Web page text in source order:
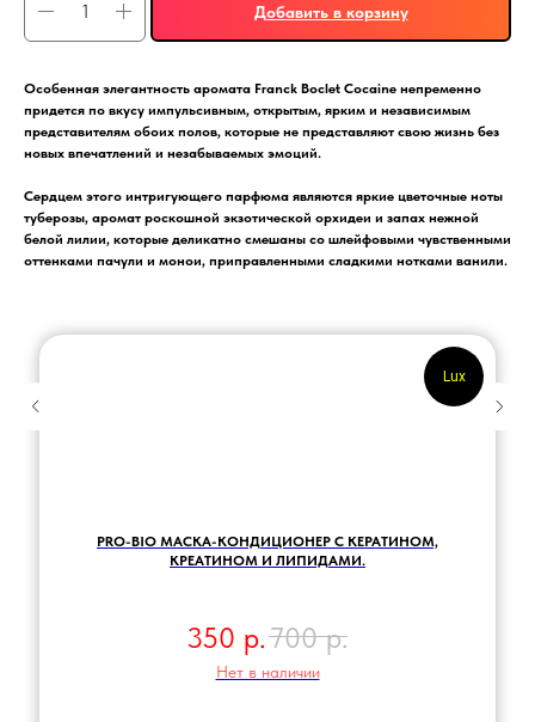
Добавить в корзину
Особенная элегантность аромата Franck Boclet Cocaine непременно
придется по вкусу импульсивным, открытым, ярким и независимым
представителям обоих полов, которые не представляют свою жизнь без
новых впечатлений и незабываемых эмоций.
Сердцем этого интригующего парфюма являются яркие цветочные ноты
туберозы, аромат роскошной экзотической орхидеи и запах нежной
белой лилии, которые деликатно смешаны со шлейфовыми чувственными
оттенками пачули и монои, приправленными сладкими нотками ванили.
Lux
PRO-BIO МАСКА-КОНДИЦИОНЕР С КЕРАТИНОМ,
КРЕАТИНОМ И ЛИПИДАМИ.
350 р.700 р.
Нет в наличии